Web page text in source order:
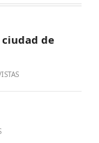
ciudad de